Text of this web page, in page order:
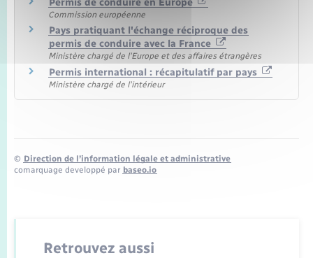
Commission européenne
Pays pratiquant l'échange réciproque des
permis de conduire avec la France
Ministère chargé de l'Europe et des affaires étrangères
Permis international : récapitulatif par pays
Ministère chargé de l'intérieur
© Direction de l’information légale et administrative
comarquage developpé par baseo.io
Retrouvez aussi